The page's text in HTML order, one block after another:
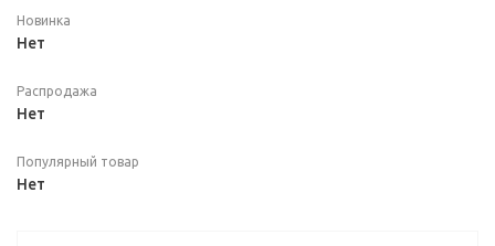
Новинка
Нет
Распродажа
Нет
Популярный товар
Нет